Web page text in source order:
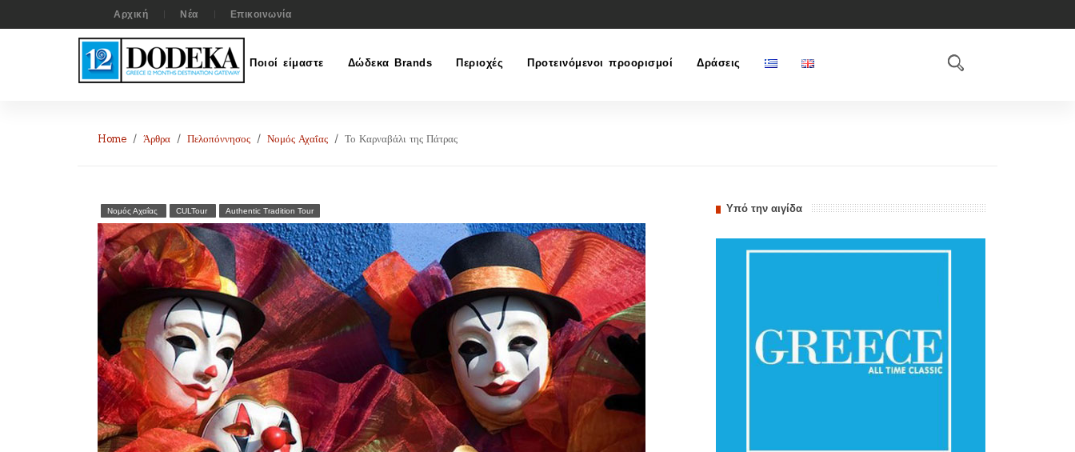
Αρχική Νέα Επικοινωνία
Ποιοί είμαστε Δώδεκα Brands Περιοχές Προτεινόμενοι προορισμοί Δράσεις
Home Άρθρα Πελοπόννησος Νομός Αχαΐας Το Καρναβάλι της Πάτρας
Νομός Αχαΐας CULTour Authentic Tradition Tour Υπό την αιγίδα